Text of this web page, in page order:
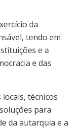
da
tendo em
e a
e das
técnicos
para
da autarquia e a